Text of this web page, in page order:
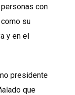
con
su
y en el
presidente
que